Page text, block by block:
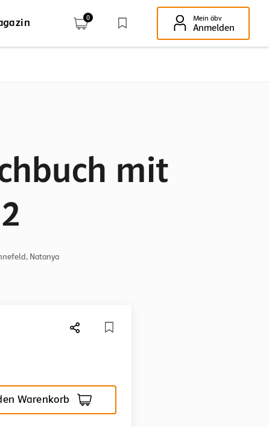
Taste! 0 Mein öbv
Anmelden
mit
Natanya
Warenkorb